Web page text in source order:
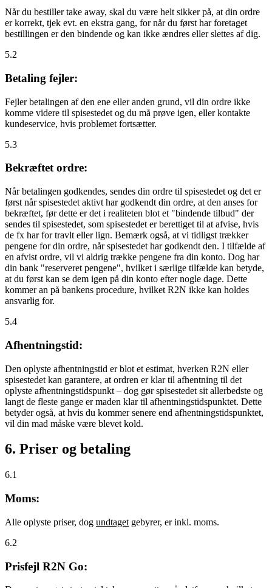
Når du bestiller take away, skal du være helt sikker på, at din ordre
er korrekt, tjek evt. en ekstra gang, for når du først har foretaget
bestillingen er den bindende og kan ikke ændres eller slettes af dig.
5.2
Betaling fejler:
Fejler betalingen af den ene eller anden grund, vil din ordre ikke
komme videre til spisestedet og du må prøve igen, eller kontakte
kundeservice, hvis problemet fortsætter.
5.3
Bekræftet ordre:
Når betalingen godkendes, sendes din ordre til spisestedet og det er
først når spisestedet aktivt har godkendt din ordre, at den anses for
bekræftet, før dette er det i realiteten blot et "bindende tilbud" der
sendes til spisestedet, som spisestedet er berettiget til at afvise, hvis
de fx har for travlt eller lign. Bemærk også, at vi tidligst trækker
pengene for din ordre, når spisestedet har godkendt den. I tilfælde af
en afvist ordre, vil vi aldrig trække pengene fra din konto. Dog har
din bank "reserveret pengene", hvilket i særlige tilfælde kan betyde,
at du først kan se dem igen på din konto efter nogle dage. Dette
kommer an på bankens procedure, hvilket R2N ikke kan holdes
ansvarlig for.
5.4
Afhentningstid:
Den oplyste afhentningstid er blot et estimat, hverken R2N eller
spisestedet kan garantere, at ordren er klar til afhentning til det
oplyste afhentningstidspunkt – dog gør spisestedet sit allerbedste og
langt de fleste gange er maden klar til afhentningstidspunktet. Dette
betyder også, at hvis du kommer senere end afhentningstidspunktet,
vil din mad måske være blevet kold.
6. Priser og betaling
6.1
Moms:
Alle oplyste priser, dog undtaget gebyrer, er inkl. moms.
6.2
Prisfejl R2N Go: